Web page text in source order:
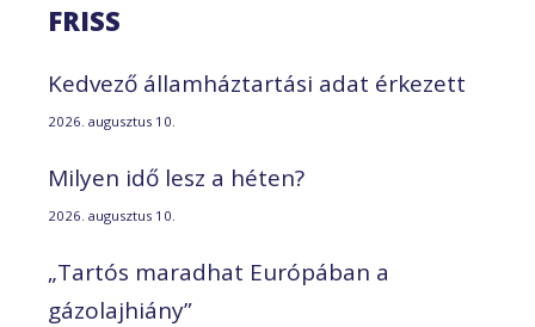
FRISS
Kedvező államháztartási adat érkezett
2026. augusztus 10.
Milyen idő lesz a héten?
2026. augusztus 10.
„Tartós maradhat Európában a
gázolajhiány”